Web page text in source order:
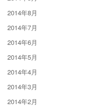
2014年8月
2014年7月
2014年6月
2014年5月
2014年4月
2014年3月
2014年2月